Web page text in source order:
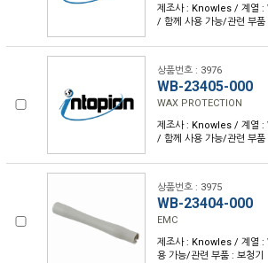
제조사 : Knowles / 계열 :
/ 함께 사용 가능/관련 부품
상품번호 : 3976
WB-23405-000
WAX PROTECTION
제조사 : Knowles / 계열 :
/ 함께 사용 가능/관련 부품
상품번호 : 3975
WB-23404-000
EMC
제조사 : Knowles / 계열 :
용 가능/관련 부품 : 보청기